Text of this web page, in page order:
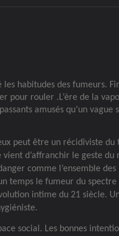
habitudes des fumeurs.
pour rouler .L’ère de la
amusés qu’un vague
peut être un récidiviste du
d’affranchir le geste du
comme l’ensemble
temps le fumeur du
intime du 21 siècle.
social. Les bonnes